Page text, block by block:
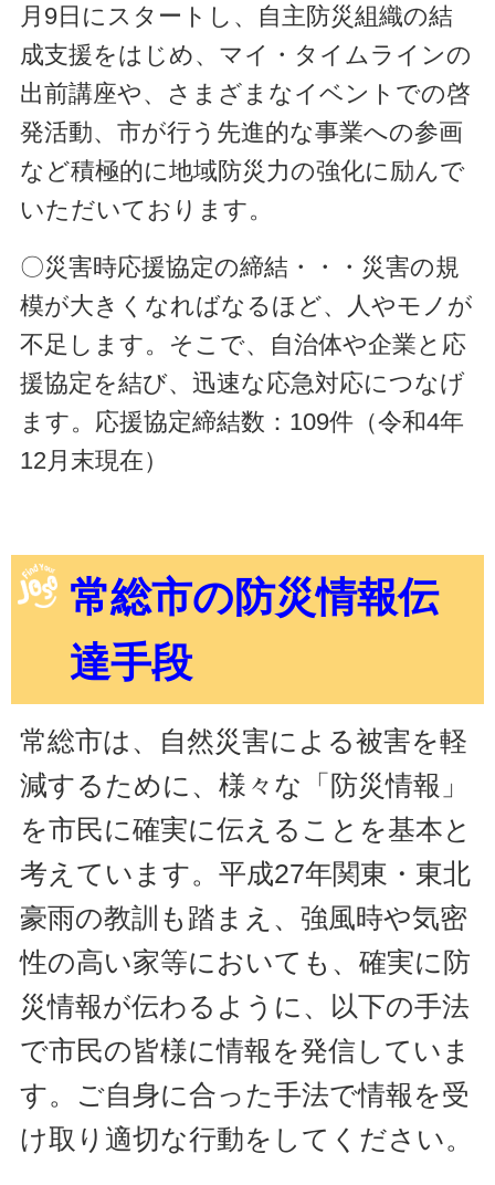
月9日にスタートし、自主防災組織の結
成支援をはじめ、マイ・タイムラインの
出前講座や、さまざまなイベントでの啓
発活動、市が行う先進的な事業への参画
など積極的に地域防災力の強化に励んで
いただいております。
〇災害時応援協定の締結・・・災害の規
模が大きくなればなるほど、人やモノが
不足します。そこで、自治体や企業と応
援協定を結び、迅速な応急対応につなげ
ます。応援協定締結数：109件（令和4年
12月末現在）
常総市の防災情報伝
達手段
常総市は、自然災害による被害を軽
減するために、様々な「防災情報」
を市民に確実に伝えることを基本と
考えています。平成27年関東・東北
豪雨の教訓も踏まえ、強風時や気密
性の高い家等においても、確実に防
災情報が伝わるように、以下の手法
で市民の皆様に情報を発信していま
す。ご自身に合った手法で情報を受
け取り適切な行動をしてください。